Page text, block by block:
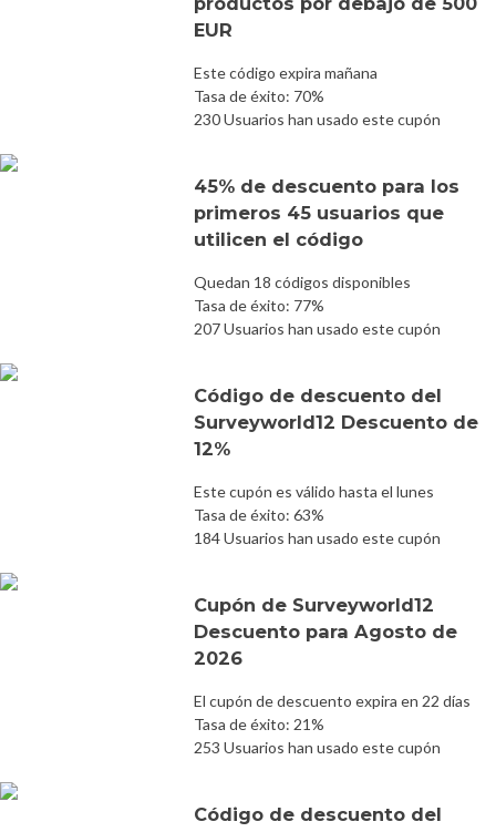
EUR
Este código expira mañana
Tasa de éxito: 70%
230 Usuarios han usado este cupón
45% de descuento para los
primeros 45 usuarios que
utilicen el código
Quedan 18 códigos disponibles
Tasa de éxito: 77%
207 Usuarios han usado este cupón
Código de descuento del
Surveyworld12 Descuento de
12%
Este cupón es válido hasta el lunes
Tasa de éxito: 63%
184 Usuarios han usado este cupón
Cupón de Surveyworld12
Descuento para Agosto de
2026
El cupón de descuento expira en 22 días
Tasa de éxito: 21%
253 Usuarios han usado este cupón
Código de descuento del